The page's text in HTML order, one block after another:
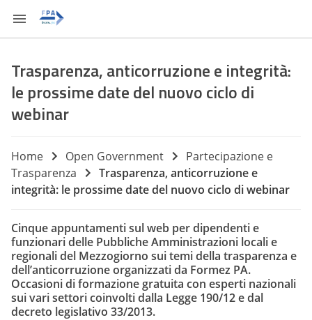
Trasparenza, anticorruzione e integrità:
le prossime date del nuovo ciclo di
webinar
Home Open Government
Partecipazione e
Trasparenza
Trasparenza, anticorruzione e
integrità: le prossime date del nuovo ciclo di webinar
Cinque appuntamenti sul web per dipendenti e
funzionari delle Pubbliche Amministrazioni locali e
regionali del Mezzogiorno sui temi della trasparenza e
dell’anticorruzione organizzati da Formez PA.
Occasioni di formazione gratuita con esperti nazionali
sui vari settori coinvolti dalla Legge 190/12 e dal
decreto legislativo 33/2013.